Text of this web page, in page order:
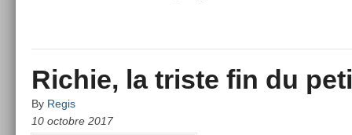
Richie, la triste fin du
By Regis
10 octobre 2017